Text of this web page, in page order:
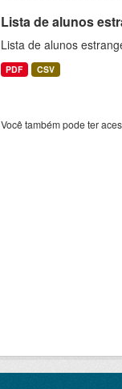
Lista de alunos
Lista de alunos
PDF CSV
Você também pode ter